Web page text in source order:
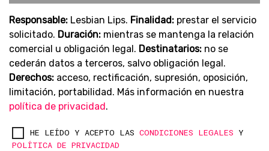
Responsable: Lesbian Lips. Finalidad: prestar el servicio
solicitado. Duración: mientras se mantenga la relación
comercial u obligación legal. Destinatarios: no se
cederán datos a terceros, salvo obligación legal.
Derechos: acceso, rectificación, supresión, oposición,
limitación, portabilidad. Más información en nuestra
política de privacidad.
HE LEÍDO Y ACEPTO LAS CONDICIONES LEGALES Y
POLÍTICA DE PRIVACIDAD